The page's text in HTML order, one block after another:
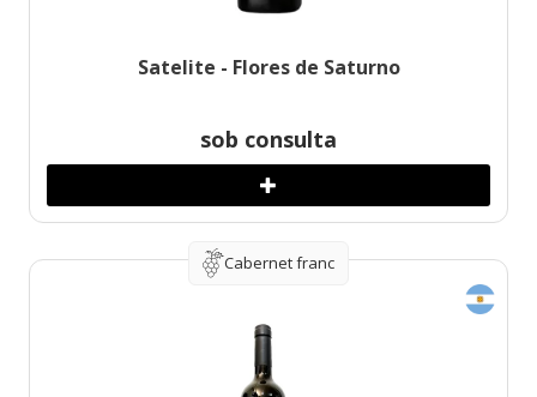
Satelite - Flores de Saturno
sob consulta
Cabernet franc